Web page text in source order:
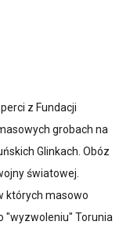
z Fundacji
grobach na
Glinkach. Obóz
światowej.
których masowo
"wyzwoleniu" Torunia